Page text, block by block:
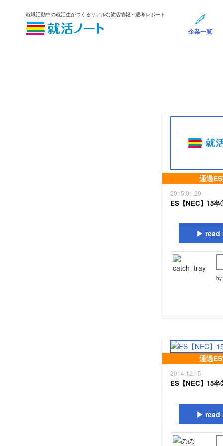
就職活動中の就活生がつくるリアルな就活情報・選考レポート
企業一覧
通過
2015.01.29
ES【NEC】15
read
by
通過
2014.12.15
ES【NEC】15
read